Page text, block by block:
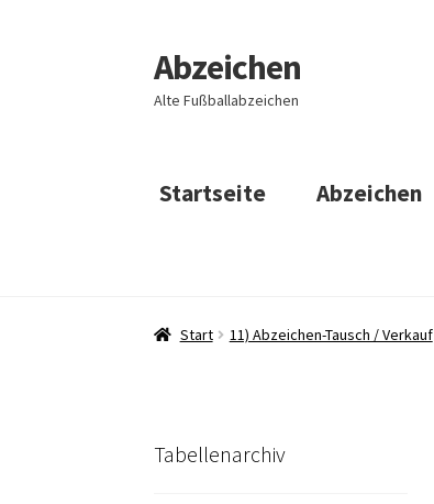
Zur
Navigation
springen
Zum
Inhalt
springen
Abzeichen
Alte Fußballabzeichen
Startseite Abzeichen
Start 11) Abzeichen-Tausch / Verkauf
Tabellenarchiv